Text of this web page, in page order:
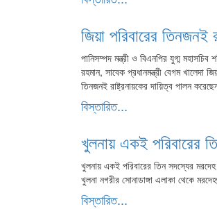
জিয়া পরিবারের তিনজনই
পানিসম্পদ মন্ত্রী ও বিএনপির যুগ্ম মহাসচিব
রহমান, সাবেক প্রধানমন্ত্রী বেগম খালেদা
তিনজনই রাষ্ট্রনায়কের দায়িত্ব পালন
বিস্তারিত...
খুলনায় একই পরিবারের
খুলনায় একই পরিবারের তিন সদস্যের
খুলনা নগরীর সোনাডাঙ্গা এলাকা থেকে
বিস্তারিত...